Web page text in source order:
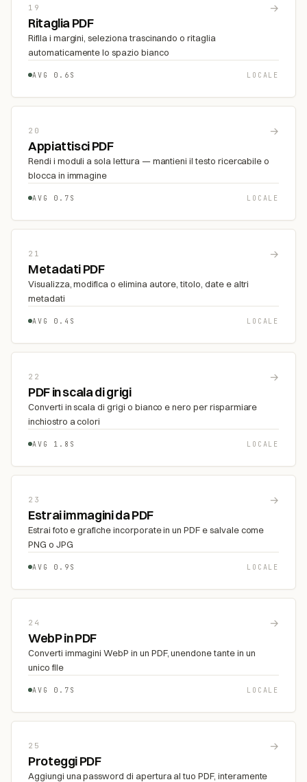
19 →
Ritaglia PDF
Rifila i margini, seleziona trascinando o ritaglia
automaticamente lo spazio bianco
AVG 0.6S LOCALE
20 →
Appiattisci PDF
Rendi i moduli a sola lettura — mantieni il testo ricercabile o
blocca in immagine
AVG 0.7S LOCALE
21 →
Metadati PDF
Visualizza, modifica o elimina autore, titolo, date e altri
metadati
AVG 0.4S LOCALE
22 →
PDF in scala di grigi
Converti in scala di grigi o bianco e nero per risparmiare
inchiostro a colori
AVG 1.8S LOCALE
23 →
Estrai immagini da PDF
Estrai foto e grafiche incorporate in un PDF e salvale come
PNG o JPG
AVG 0.9S LOCALE
24 →
WebP in PDF
Converti immagini WebP in un PDF, unendone tante in un
unico file
AVG 0.7S LOCALE
25 →
Proteggi PDF
Aggiungi una password di apertura al tuo PDF, interamente